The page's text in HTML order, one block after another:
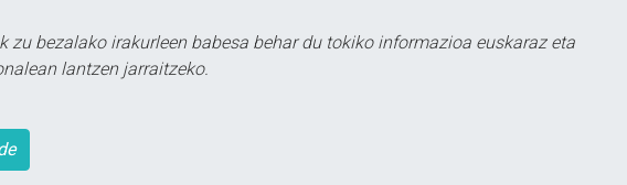
zu bezalako irakurleen babesa behar du tokiko informazioa euskaraz eta
lantzen jarraitzeko.